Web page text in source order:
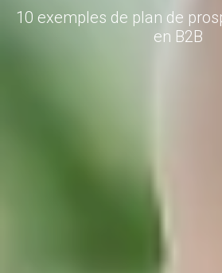
10 exemples de plan de
en B2B